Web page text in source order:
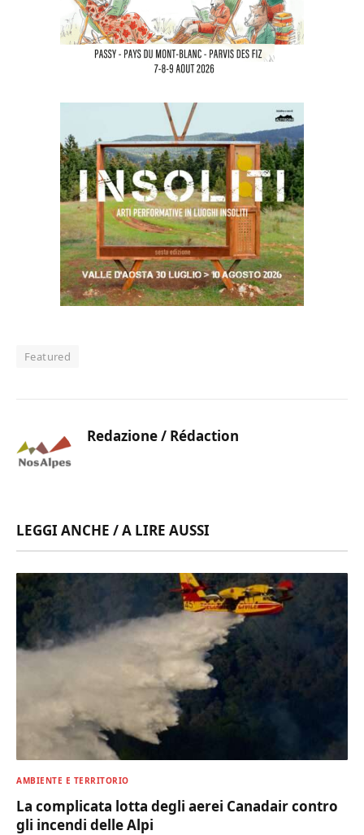
Featured
Redazione / Rédaction
LEGGI ANCHE / A LIRE AUSSI
AMBIENTE E TERRITORIO
La complicata lotta degli aerei Canadair contro
gli incendi delle Alpi